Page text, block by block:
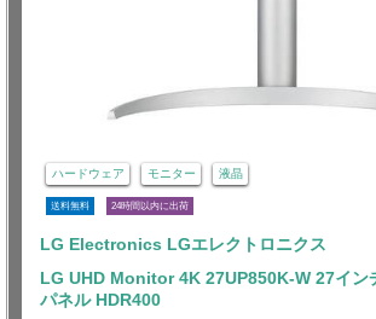
ハードウェア モニター 液晶
送料無料 24時間以内に出荷
LG Electronics LGエレクトロニクス
LG UHD Monitor 4K 27UP850K-W 27イン
パネル HDR400